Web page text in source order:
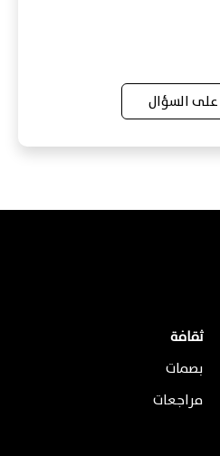
على السؤال
ثقافة
بصمات
مراجعات